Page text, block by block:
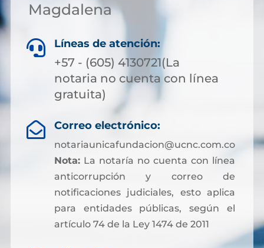
Magdalena
 Líneas de atención:
+57 - (605) 4130721(La
notaria no cuenta con línea
gratuita)
 Correo electrónico:
notariaunicafundacion@ucnc.com.co
Nota:La notaría no cuenta con línea
anticorrupción y correo de
notificaciones judiciales, esto aplica
para entidades públicas, según el
artículo 74 de la Ley 1474 de 2011